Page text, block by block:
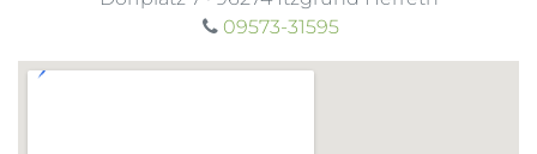
09573-31595